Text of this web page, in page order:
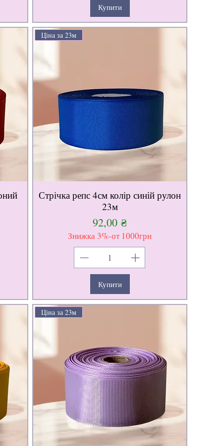
Купити
Ціна за 23м
Стрічка репс 4см колір синій рулон
23м
Ціна
92,00 ₴
Знижка 3%-от 1000грн
Купити
Ціна за 23м